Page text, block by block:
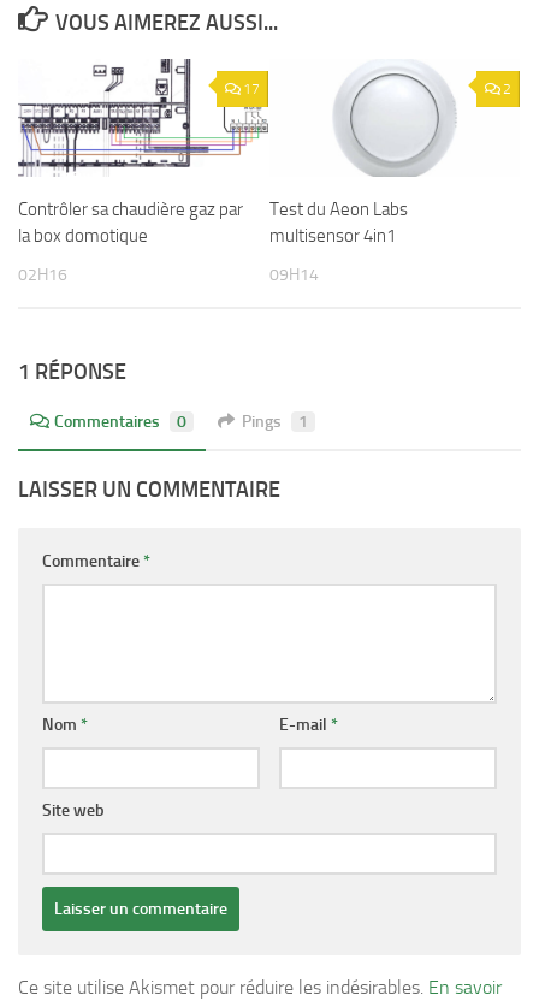
VOUS AIMEREZ AUSSI...
17
Contrôler sa chaudière gaz par
la box domotique
02H16
2
Test du Aeon Labs
multisensor 4in1
09H14
1 RÉPONSE
Commentaires 0 Pings 1
LAISSER UN COMMENTAIRE
Commentaire*
Nom * E-mail *
Site web
Ce site utilise Akismet pour réduire les indésirables. En savoir